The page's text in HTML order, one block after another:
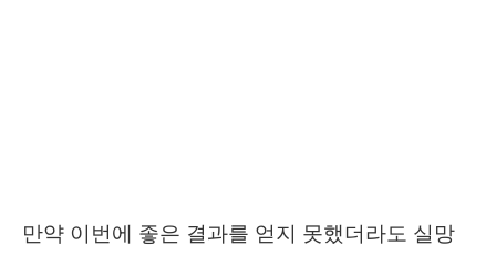
만약 이번에 좋은 결과를 얻지 못했더라도 실망